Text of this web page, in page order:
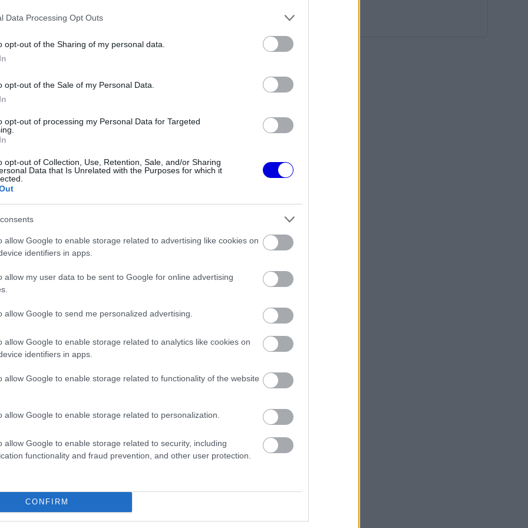
Data Processing Opt Outs
opt-out of the Sharing of my personal data.
opt-out of the Sale of my Personal Data.
opt-out of processing my Personal Data for Targeted
opt-out of Collection, Use, Retention, Sale, and/or Sharing
Data that Is Unrelated with the Purposes for which it
allow Google to enable storage related to advertising like cookies on
identifiers in apps.
allow my user data to be sent to Google for online advertising
allow Google to send me personalized advertising.
allow Google to enable storage related to analytics like cookies on
identifiers in apps.
allow Google to enable storage related to functionality of the website
allow Google to enable storage related to personalization.
allow Google to enable storage related to security, including
functionality and fraud prevention, and other user protection.
CONFIRM
egyik legfontosabb sarokpontja az
betiltása a várakozások szerint jelentősen
létszámát egy istállón belül, bár a
nehéz számszerűsíteni.
csábított
Bull
miközben baljós árnyak vetülnek
hatással, hiszen a csapatok
két teljesen eltérő beállítási
elfogadása esetén a MotoGP a Superbike-
A szériamotoros bajnokságban a
vázzal és alkatrészekkel a kamionban, ám
helyrehozhatatlan károkat szenved, az